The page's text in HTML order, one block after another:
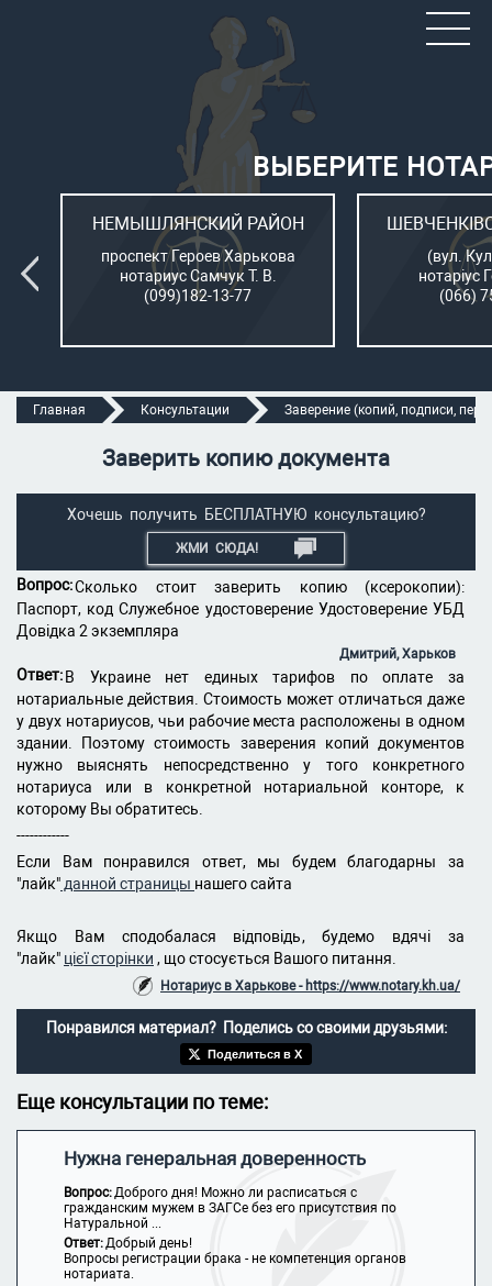
ВЫБЕРИТЕ
НЕМЫШЛЯНСКИЙ РАЙОН
проспект Героев Харькова
нотариус Самчук Т. В.
(099)182-13-77
(вул.
нотаріус
(066)
Главная Консультации Заверение (копий, подписи,
Заверить копию документа
Хочешь получить БЕСПЛАТНУЮ консультацию?
ЖМИ СЮДА!
Вопрос:Сколько стоит заверить копию (ксерокопии):
Паспорт, код Служебное удостоверение Удостоверение УБД
Довідка 2 экземпляра
Дмитрий, Харьков
Ответ: В Украине нет единых тарифов по оплате за
нотариальные действия. Стоимость может отличаться даже
у двух нотариусов, чьи рабочие места расположены в одном
здании. Поэтому стоимость заверения копий документов
нужно выяснять непосредственно у того конкретного
нотариуса или в конкретной нотариальной конторе, к
которому Вы обратитесь.
------------
Если Вам понравился ответ, мы будем благодарны за
"лайк" данной страницы нашего сайта
Якщо Вам сподобалася відповідь, будемо вдячі за
"лайк" цієї сторінки , що стосується Вашого питання.
Нотариус в Харькове - https://www.notary.kh.ua/
Понравился материал? Поделись со своими друзьями:
Поделиться в X
Еще консультации по теме:
Нужна генеральная доверенность
Вопрос:Доброго дня! Можно ли расписаться с
гражданским мужем в ЗАГСе без его присутствия по
Натуральной ...
Ответ:Добрый день!
Вопросы регистрации брака - не компетенция органов
нотариата.